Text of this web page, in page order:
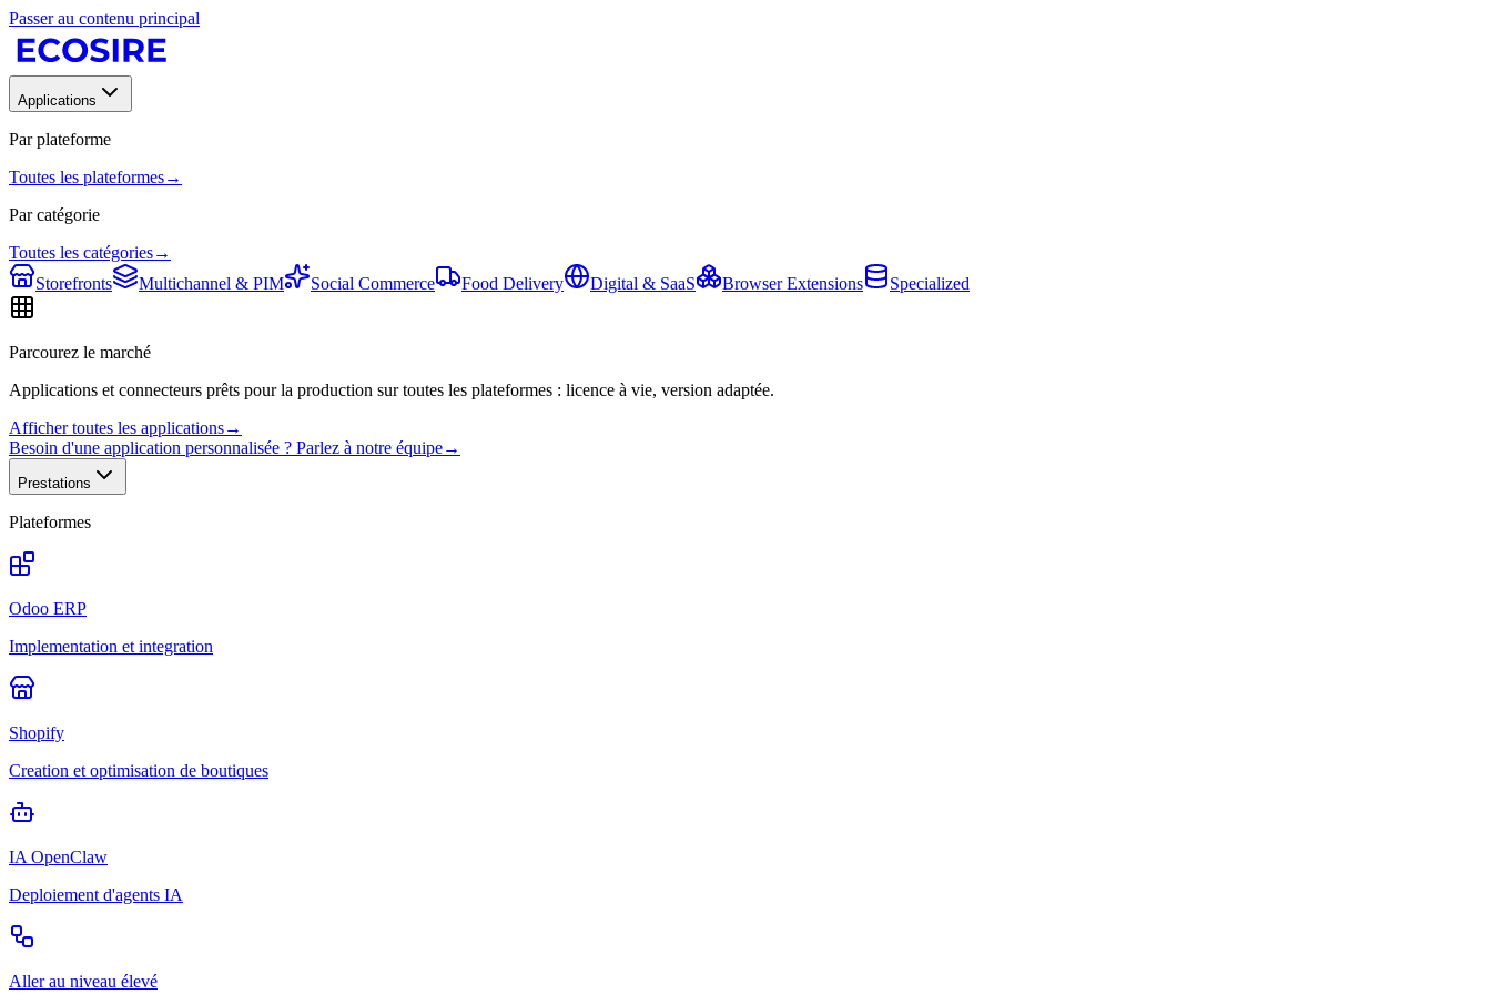
Passer au contenu principal
Applications
Par plateforme
Toutes les plateformes→
Par catégorie
Toutes les catégories→
Storefronts
Multichannel & PIM Social Commerce Food Delivery Digital & SaaS Browser Extensions Specialized
Parcourez le marché
Applications et connecteurs prêts pour la production sur toutes les plateformes : licence à vie, version adaptée.
Afficher toutes les applications→
Besoin d'une application personnalisée ? Parlez à notre équipe→
Prestations
Plateformes
Odoo ERP
Implementation et integration
Shopify
Creation et optimisation de boutiques
IA OpenClaw
Deploiement d'agents IA
Aller au niveau élevé